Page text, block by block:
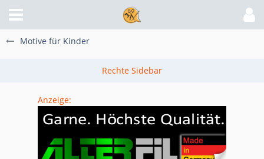
Motive für Kinder
Anzeige: